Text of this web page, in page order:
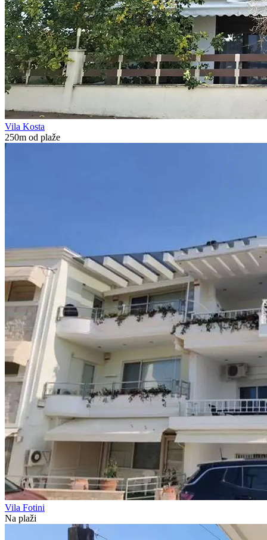
Vila Kosta
250m od plaže
Vila Fotini
Na plaži